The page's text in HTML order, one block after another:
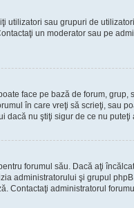
utilizatori sau grupuri de
un moderator sau pe
face pe bază de forum, grup,
în care vreţi să scrieţi, sau
dacă nu ştiţi sigur de ce nu
forumul său. Dacă aţi
administratorului şi grupul
Contactaţi administratorul